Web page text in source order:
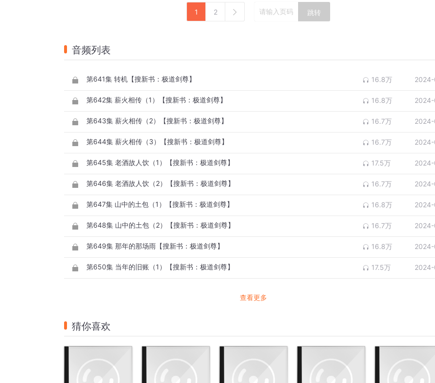
1 2 跳转
音频列表
第641集 转机【搜新书：极道剑尊】 16.8万
第642集 薪火相传（1）【搜新书：极道剑尊】 16.8万
第643集 薪火相传（2）【搜新书：极道剑尊】 16.7万
第644集 薪火相传（3）【搜新书：极道剑尊】 16.7万
第645集 老酒故人饮（1）【搜新书：极道剑尊】 17.5万
第646集 老酒故人饮（2）【搜新书：极道剑尊】 16.7万
第647集 山中的土包（1）【搜新书：极道剑尊】 16.8万
第648集 山中的土包（2）【搜新书：极道剑尊】 16.7万
第649集 那年的那场雨【搜新书：极道剑尊】 16.8万
第650集 当年的旧账（1）【搜新书：极道剑尊】 17.5万
查看更多
猜你喜欢